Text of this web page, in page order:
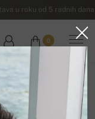
u roku od 5 radnih
0